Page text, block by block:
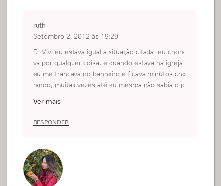
ruth
Setembro 2, 2012 às 19:29
D. Vivi eu estava igual a situação citada. eu chora
va por qualquer coisa, e quando estava na igreja
eu me trancava no banheiro e ficava minutos cho
rando, muitas vezes até eu mesma não sabia o p
Ver mais
RESPONDER